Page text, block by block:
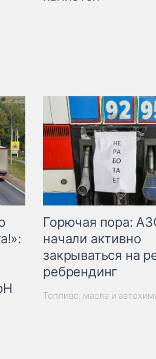
Горючая пора:
начали активно
закрываться на
ребрендинг
Топливо, масла и